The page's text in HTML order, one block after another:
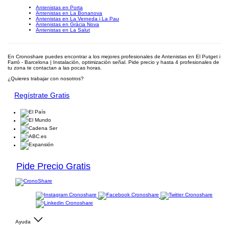
Antenistas en Porta
Antenistas en La Bonanova
Antenistas en La Verneda i La Pau
Antenistas en Gràcia Nova
Antenistas en La Salut
En Cronoshare puedes encontrar a los mejores profesionales de Antenistas en El Putget i
Farró - Barcelona | Instalación, optimización señal. Pide precio y hasta 4 profesionales de
tu zona te contactan a las pocas horas.
¿Quieres trabajar con nosotros?
Regístrate Gratis
Pide Precio Gratis
Ayuda